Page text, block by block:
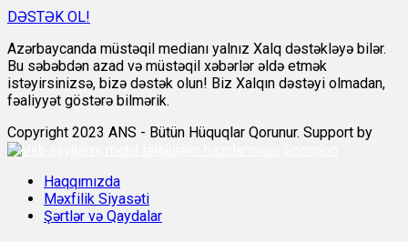
DƏSTƏK OL!
Azərbaycanda müstəqil medianı yalnız Xalq dəstəkləyə bilər.
Bu səbəbdən azad və müstəqil xəbərlər əldə etmək
istəyirsinizsə, bizə dəstək olun! Biz Xalqın dəstəyi olmadan,
fəaliyyət göstərə bilmərik.
Copyright 2023 ANS - Bütün Hüquqlar Qorunur. Support by
Haqqımızda
Məxfilik Siyasəti
Şərtlər və Qaydalar